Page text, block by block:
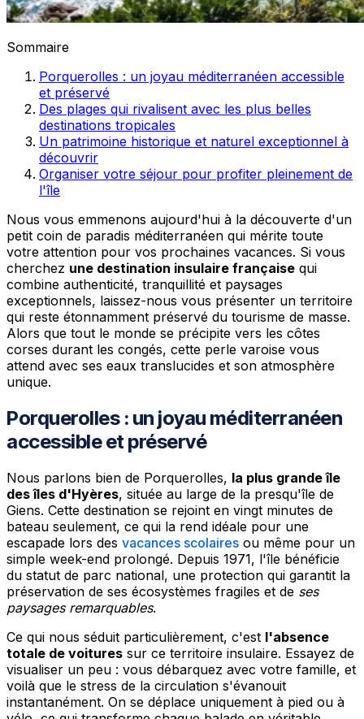
Sommaire
Porquerolles : un joyau méditerranéen accessible
et préservé
Des plages qui rivalisent avec les plus belles
destinations tropicales
Un patrimoine historique et naturel exceptionnel à
découvrir
Organiser votre séjour pour profiter pleinement de
l'île
Nous vous emmenons aujourd'hui à la découverte d'un
petit coin de paradis méditerranéen qui mérite toute
votre attention pour vos prochaines vacances. Si vous
cherchez une destination insulaire française qui
combine authenticité, tranquillité et paysages
exceptionnels, laissez-nous vous présenter un territoire
qui reste étonnamment préservé du tourisme de masse.
Alors que tout le monde se précipite vers les côtes
corses durant les congés, cette perle varoise vous
attend avec ses eaux translucides et son atmosphère
unique.
Porquerolles : un joyau méditerranéen
accessible et préservé
Nous parlons bien de Porquerolles, la plus grande île
des îles d'Hyères, située au large de la presqu'île de
Giens. Cette destination se rejoint en vingt minutes de
bateau seulement, ce qui la rend idéale pour une
escapade lors des vacances scolaires ou même pour un
simple week-end prolongé. Depuis 1971, l'île bénéficie
du statut de parc national, une protection qui garantit la
préservation de ses écosystèmes fragiles et de ses
paysages remarquables.
Ce qui nous séduit particulièrement, c'est l'absence
totale de voitures sur ce territoire insulaire. Essayez de
visualiser un peu : vous débarquez avec votre famille, et
voilà que le stress de la circulation s'évanouit
instantanément. On se déplace uniquement à pied ou à